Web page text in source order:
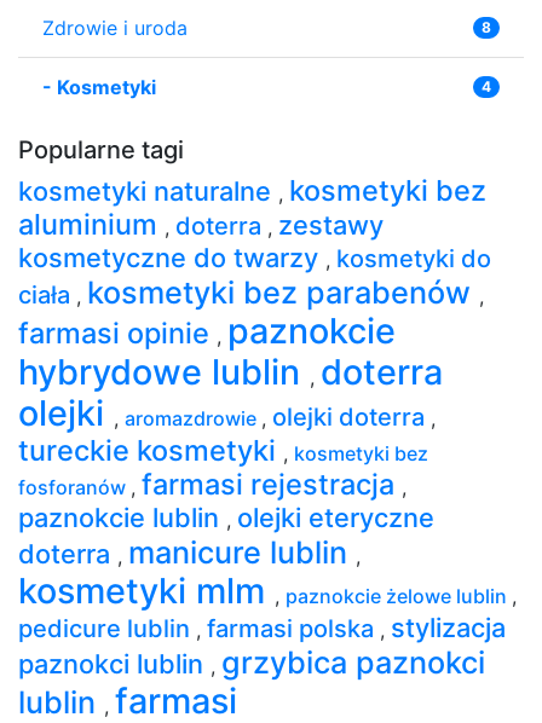
Zdrowie i uroda 8
- Kosmetyki 4
Popularne tagi
kosmetyki naturalne , kosmetyki bez
aluminium , doterra , zestawy
kosmetyczne do twarzy , kosmetyki do
ciała , kosmetyki bez parabenów ,
farmasi opinie , paznokcie
hybrydowe lublin , doterra
olejki , aromazdrowie , olejki doterra ,
tureckie kosmetyki , kosmetyki bez
fosforanów , farmasi rejestracja ,
paznokcie lublin , olejki eteryczne
doterra , manicure lublin ,
kosmetyki mlm , paznokcie żelowe lublin ,
pedicure lublin , farmasi polska , stylizacja
paznokci lublin , grzybica paznokci
lublin , farmasi